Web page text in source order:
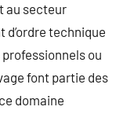
au secteur
technique
ou
font partie des
domaine